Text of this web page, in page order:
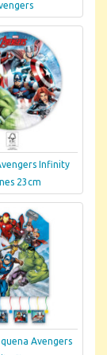
Infinity
23cm
Avengers